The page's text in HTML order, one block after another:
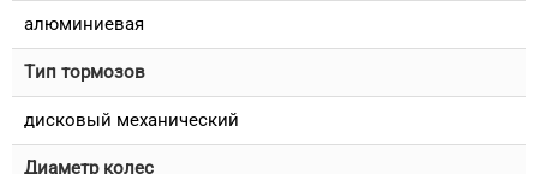
алюминиевая
Тип тормозов
дисковый механический
Диаметр колес